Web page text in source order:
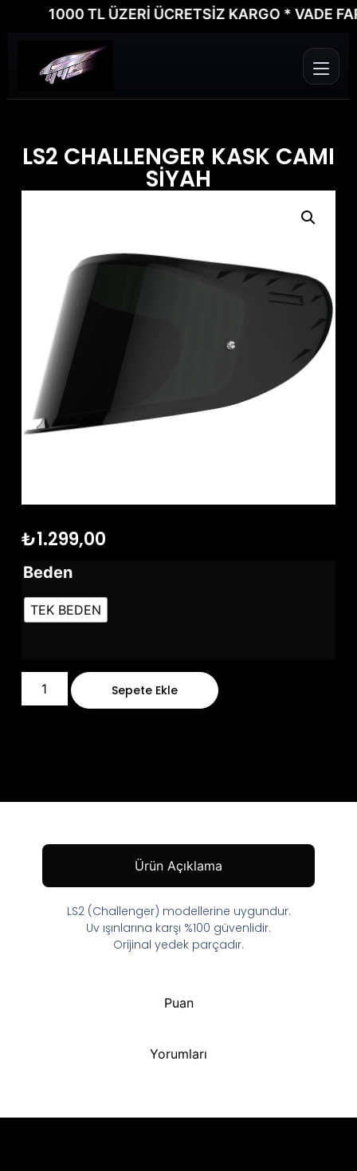
1000 TL ÜZERİ ÜCRETSİZ KARGO * VADE
LS2 CHALLENGER KASK CAMI
SİYAH
₺1.299,00
Beden
TEK BEDEN
Sepete Ekle
Ürün Açıklama
Puan
Yorumları
LS2 (Challenger) modellerine uygundur.
Uv ışınlarına karşı %100 güvenlidir.
Orijinal yedek parçadır.